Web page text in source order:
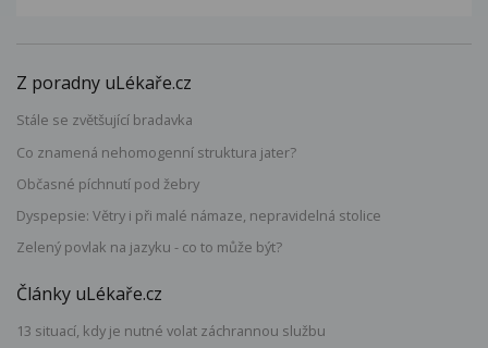
Z poradny uLékaře.cz
Stále se zvětšující bradavka
Co znamená nehomogenní struktura jater?
Občasné píchnutí pod žebry
Dyspepsie: Větry i při malé námaze, nepravidelná stolice
Zelený povlak na jazyku - co to může být?
Články uLékaře.cz
13 situací, kdy je nutné volat záchrannou službu